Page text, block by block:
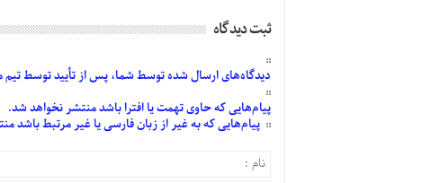
ثبت دیدگاه
دیدگاه‌هایارسالشدهتوسط شما، پس از تأییدتوسط تیم
پیام‌هاییکه حاوی تهمت یا افترا باشد منتشر نخواهد شد.
پیام‌هاییکه به غیر از زبان فارسی یا غیر مرتبط باشد